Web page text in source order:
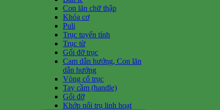
Con lăn chữ thập
Khóa cơ
Puli
Trục tuyến tính
Trục từ
Gối đỡ trục
Cam dẫn hướng, Con lăn
dẫn hướng
Vòng cổ trục
Tay cầm (handle)
Gối đỡ
Khớp nối trụ linh hoạt